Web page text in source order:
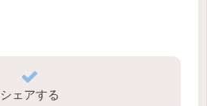
シェアする